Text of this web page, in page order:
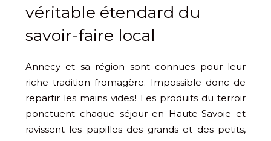
véritable étendard du
savoir-faire local
Annecy et sa région sont connues pour leur
riche tradition fromagère. Impossible donc de
repartir les mains vides ! Les produits du terroir
ponctuent chaque séjour en Haute-Savoie et
ravissent les papilles des grands et des petits,